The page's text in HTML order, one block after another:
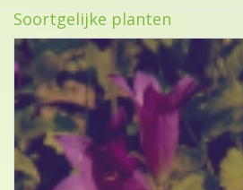
Soortgelijke planten